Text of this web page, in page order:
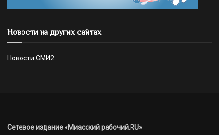
Новости на других сайтах
Новости СМИ2
Сетевое издание «Миасский рабочий.RU»